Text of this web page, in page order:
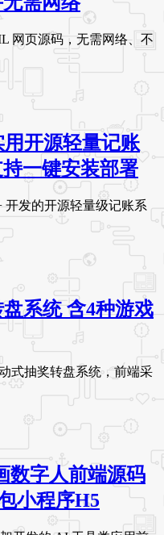
网页源码，无需网络、不
开源轻量记账
一键安装部署
开发的开源轻量级记账系
系统 含4种游戏
式抽奖转盘系统，前端采
数字人前端源码
小程序H5